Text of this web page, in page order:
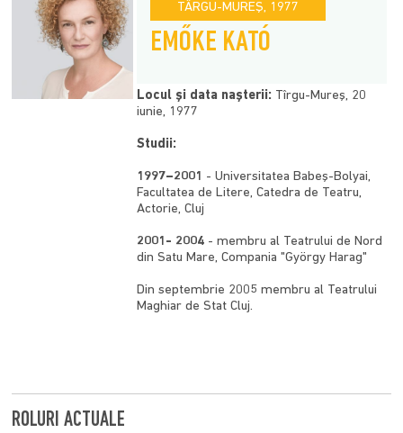
TÂRGU-MUREŞ, 1977
EMŐKE KATÓ
Locul şi data naşterii: Tîrgu-Mureş, 20
iunie, 1977
Studii:
1997–2001 - Universitatea Babeş-Bolyai,
Facultatea de Litere, Catedra de Teatru,
Actorie, Cluj
2001- 2004 - membru al Teatrului de Nord
din Satu Mare, Compania "György Harag"
Din septembrie 2005 membru al Teatrului
Maghiar de Stat Cluj.
ROLURI ACTUALE